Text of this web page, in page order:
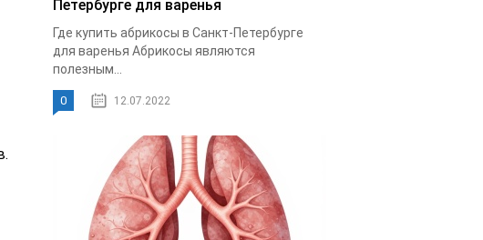
Петербурге для варенья
Где купить абрикосы в Санкт-Петербурге
для варенья Абрикосы являются
полезным...
0 12.07.2022